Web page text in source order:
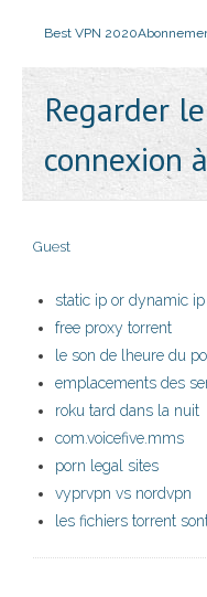
Best VPN 2020
Regarder
connexion
Guest
static ip or dynamic ip
free proxy torrent
le son de lheure du
emplacements des
roku tard dans la nuit
com.voicefive.mms
porn legal sites
vyprvpn vs nordvpn
les fichiers torrent